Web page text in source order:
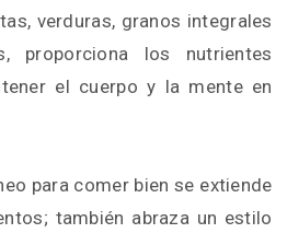
verduras, granos integrales
proporciona los nutrientes
el cuerpo y la mente en
para comer bien se extiende
también abraza un estilo